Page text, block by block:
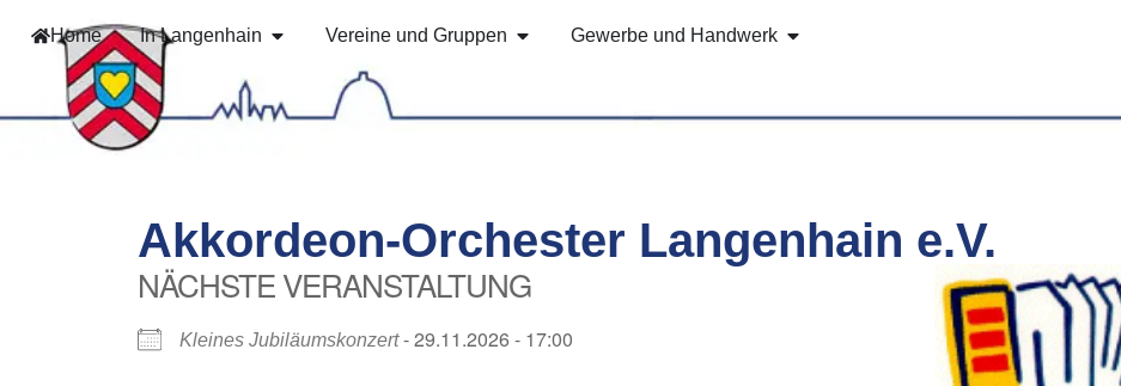
Home In Langenhain Vereine und Gruppen Gewerbe und Handwerk
Akkordeon-Orchester Langenhain e.V.
NÄCHSTE VERANSTALTUNG
Kleines Jubiläumskonzert- 29.11.2026 - 17:00